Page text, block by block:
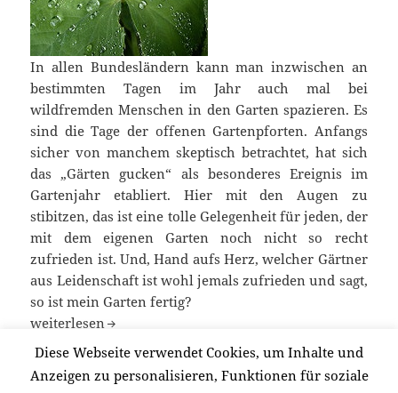
In allen Bundesländern kann man inzwischen an
bestimmten Tagen im Jahr auch mal bei
wildfremden Menschen in den Garten spazieren. Es
sind die Tage der offenen Gartenpforten. Anfangs
sicher von manchem skeptisch betrachtet, hat sich
das „Gärten gucken“ als besonderes Ereignis im
Gartenjahr etabliert. Hier mit den Augen zu
stibitzen, das ist eine tolle Gelegenheit für jeden, der
mit dem eigenen Garten noch nicht so recht
zufrieden ist. Und, Hand aufs Herz, welcher Gärtner
aus Leidenschaft ist wohl jemals zufrieden und sagt,
so ist mein Garten fertig?
Die Tage der offenen Gartenpforten
weiterlesen
Veröffentlicht
27/07/2012 Kategorien
Allgemein
Diese Webseite verwendet Cookies, um Inhalte und
Anzeigen zu personalisieren, Funktionen für soziale